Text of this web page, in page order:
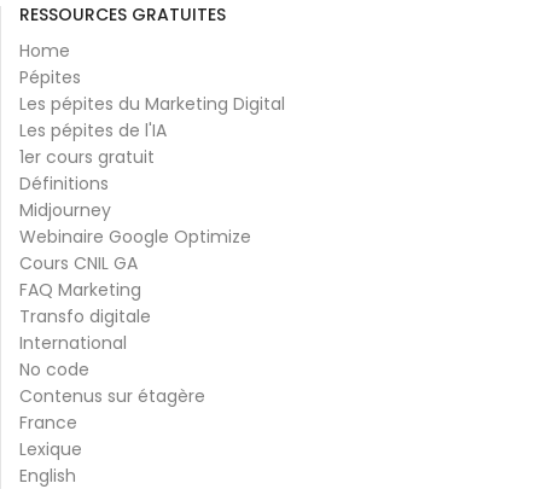
RESSOURCES GRATUITES
Home
Pépites
Les pépites du Marketing Digital
Les pépites de l'IA
1er cours gratuit
Définitions
Midjourney
Webinaire Google Optimize
Cours CNIL GA
FAQ Marketing
Transfo digitale
International
No code
Contenus sur étagère
France
Lexique
English